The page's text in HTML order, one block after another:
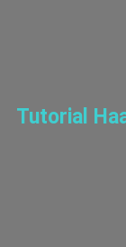
Tutorial